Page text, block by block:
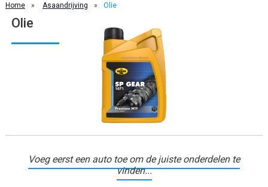
Home » Asaandrijving » Olie
Olie
Voeg eerst een auto toe om de juiste onderdelen te
vinden...